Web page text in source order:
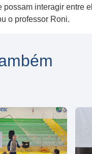
possam interagir entre
o professor Roni.